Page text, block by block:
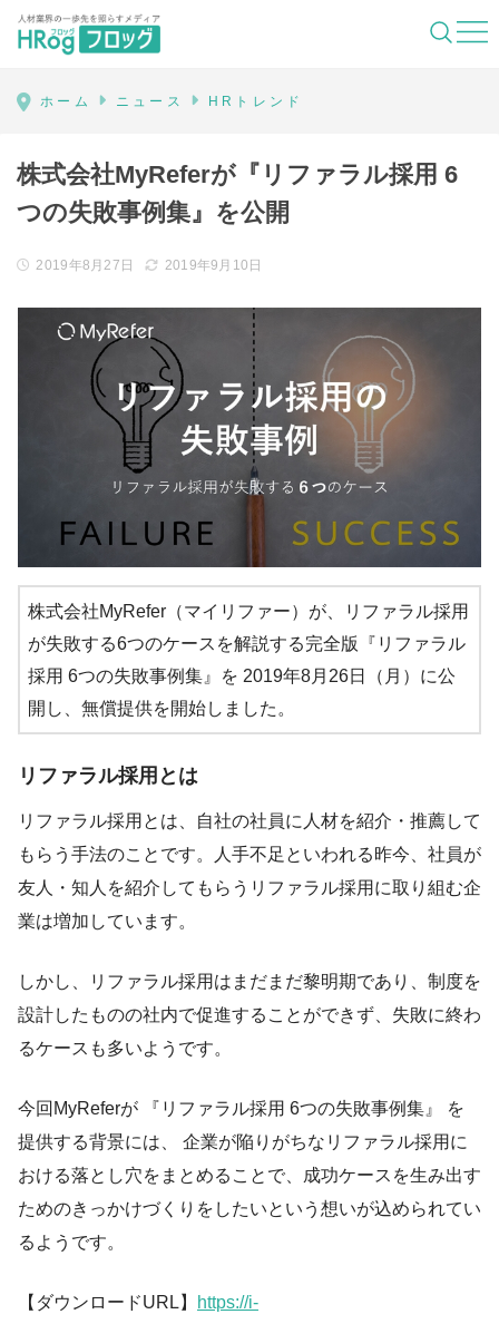
HRog | 人材業界の一歩先を照らすメディ
ホーム ニュース HRトレンド
株式会社MyReferが『リファラル採用 6
つの失敗事例集』を公開
2019年8月27日 2019年9月10日
株式会社MyRefer（マイリファー）が、リファラル採用
が失敗する6つのケースを解説する完全版『リファラル
採用 6つの失敗事例集』を 2019年8月26日（月）に公
開し、無償提供を開始しました。
リファラル採用とは
リファラル採用とは、自社の社員に人材を紹介・推薦して
もらう手法のことです。人手不足といわれる昨今、社員が
友人・知人を紹介してもらうリファラル採用に取り組む企
業は増加しています。
​しかし、リファラル採用はまだまだ黎明期であり、制度を
設計したものの社内で促進することができず、失敗に終わ
るケースも多いようです。
今回MyReferが 『リファラル採用 6つの失敗事例集』 を
提供する背景には、 企業が陥りがちなリファラル採用に
おける落とし穴をまとめることで、成功ケースを生み出す
ためのきっかけづくりをしたいという想いが込められてい
るようです。
【ダウンロードURL】
https://i-